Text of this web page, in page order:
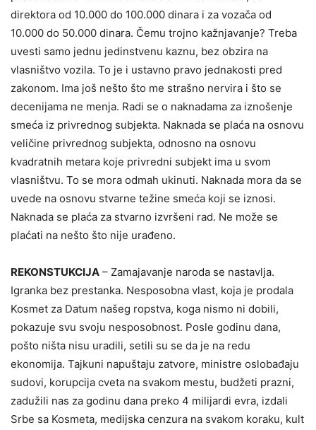
direktora od 10.000 do 100.000 dinara i za vozača od
10.000 do 50.000 dinara. Čemu trojno kažnjavanje? Treba
uvesti samo jednu jedinstvenu kaznu, bez obzira na
vlasništvo vozila. To je i ustavno pravo jednakosti pred
zakonom. Ima još nešto što me strašno nervira i što se
decenijama ne menja. Radi se o naknadama za iznošenje
smeća iz privrednog subjekta. Naknada se plaća na osnovu
veličine privrednog subjekta, odnosno na osnovu
kvadratnih metara koje privredni subjekt ima u svom
vlasništvu. To se mora odmah ukinuti. Naknada mora da se
uvede na osnovu stvarne težine smeća koji se iznosi.
Naknada se plaća za stvarno izvršeni rad. Ne može se
plaćati na nešto što nije urađeno.
REKONSTUKCIJA – Zamajavanje naroda se nastavlja.
Igranka bez prestanka. Nesposobna vlast, koja je prodala
Kosmet za Datum našeg ropstva, koga nismo ni dobili,
pokazuje svu svoju nesposobnost. Posle godinu dana,
pošto ništa nisu uradili, setili su se da je na redu
ekonomija. Tajkuni napuštaju zatvore, ministre oslobađaju
sudovi, korupcija cveta na svakom mestu, budžeti prazni,
zadužili nas za godinu dana preko 4 milijardi evra, izdali
Srbe sa Kosmeta, medijska cenzura na svakom koraku, kult